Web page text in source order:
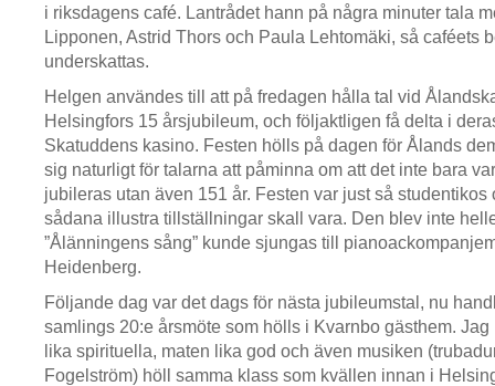
i riksdagens café. Lantrådet hann på några minuter tala
Lipponen, Astrid Thors och Paula Lehtomäki, så caféets
underskattas.
Helgen användes till att på fredagen hålla tal vid
Helsingfors 15 årsjubileum, och följaktligen få delta i
Skatuddens kasino. Festen hölls på dagen för Ålands
sig naturligt för talarna att påminna om att det inte bara
jubileras utan även 151 år. Festen var just så studentikos
sådana illustra tillställningar skall vara. Den blev inte
”Ålänningens sång” kunde sjungas till
Heidenberg.
Följande dag var det dags för nästa jubileumstal, nu
samlings 20:e årsmöte som hölls i Kvarnbo gästhem.
lika spirituella, maten lika god och även musiken
Fogelström) höll samma klass som kvällen innan i